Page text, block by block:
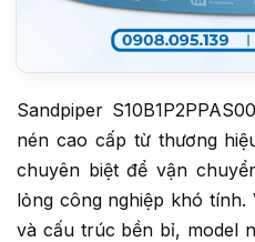
Sandpiper
nén cao cấp từ thương
chuyên biệt để vận
lỏng công nghiệp khó
và cấu trúc bền bỉ, model